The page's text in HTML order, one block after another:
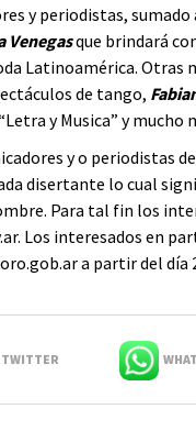
y periodistas, sumado
Venegasque brindará
Latinoamérica. Otras
de tango,
y Musica” y mucho
y o periodistas
disertante lo cual
Para tal fin los
. Los interesados en
a partir del día